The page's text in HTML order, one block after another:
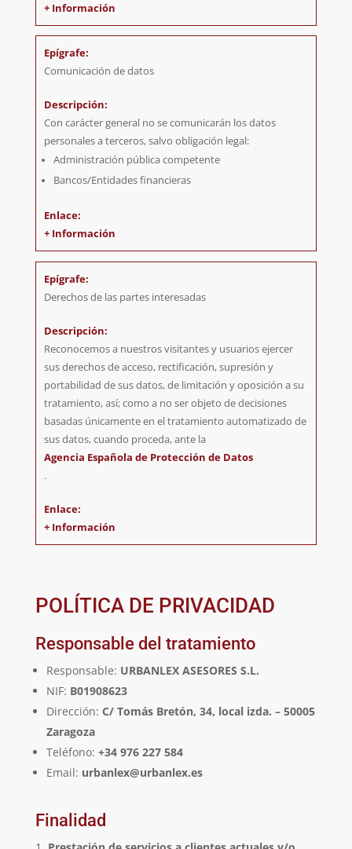
+ Información
Comunicación de datos
Con carácter general no se comunicarán los datos
personales a terceros, salvo obligación legal:
Administración pública competente
Bancos/Entidades financieras
+ Información
Derechos de las partes interesadas
Reconocemos a nuestros visitantes y usuarios ejercer
sus derechos de acceso, rectificación, supresión y
portabilidad de sus datos, de limitación y oposición a su
tratamiento, así; como a no ser objeto de decisiones
basadas únicamente en el tratamiento automatizado de
sus datos, cuando proceda, ante la
Agencia Española de Protección de Datos
.
+ Información
POLÍTICA DE PRIVACIDAD
Responsable del tratamiento
Responsable: URBANLEX ASESORES S.L.
NIF: B01908623
Dirección: C/ Tomás Bretón, 34, local izda. – 50005
Zaragoza
Teléfono: +34 976 227 584
Email: urbanlex@urbanlex.es
Finalidad